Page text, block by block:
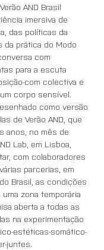
AND Brasil
imersiva de
das políticas da
da prática do Modo
com
para a escuta
com colectiva e
corpo sensível.
como versão
de Verão AND, que
anos, no mês de
Lab, em Lisboa,
com colaboradores
parcerias, em
Brasil, as condições
zona temporária
aberta a todas as
na experimentação
estéticas-somático-
juntes.